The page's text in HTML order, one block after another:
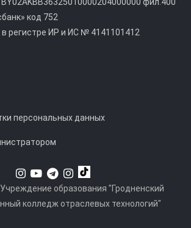
код 752
регистре ИР и ИС № 4141101412
персональных данных
образования "Гродненский
колледж отраслевых технологий"